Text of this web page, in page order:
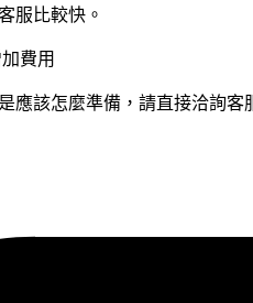
服比較快。
費用
應該怎麼準備，請直接洽詢